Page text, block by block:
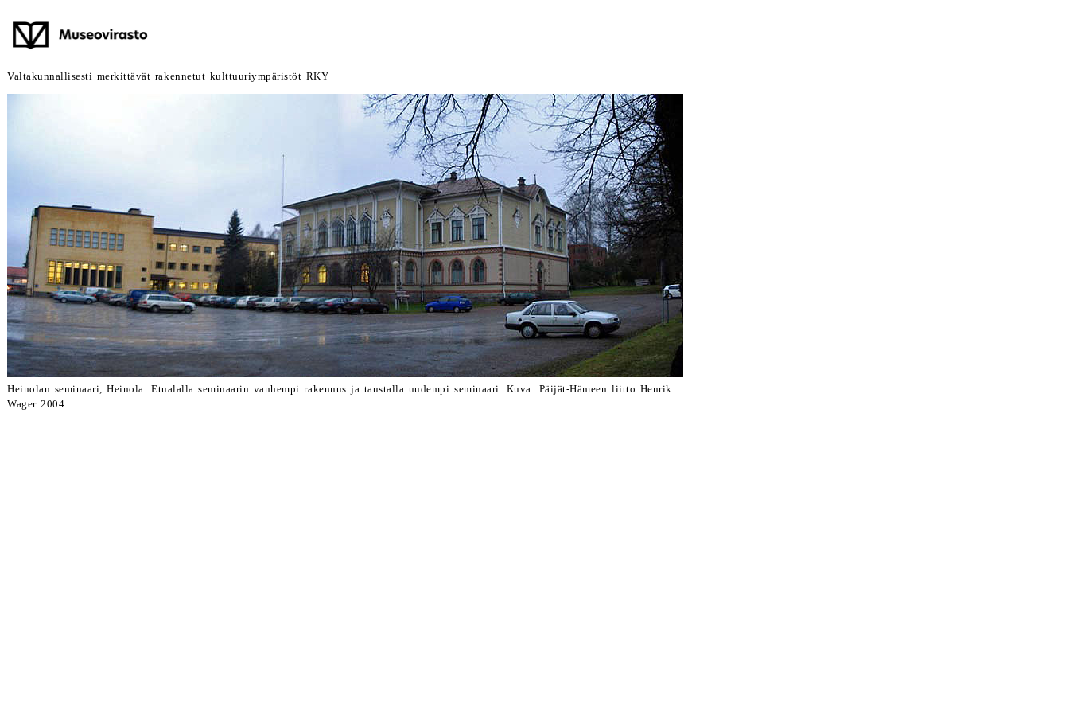
Valtakunnallisesti merkittävät rakennetut kulttuuriympäristöt RKY
Heinolan seminaari, Heinola. Etualalla seminaarin vanhempi rakennus ja taustalla uudempi seminaari. Kuva: Päijät-Hämeen liitto Henrik
Wager 2004